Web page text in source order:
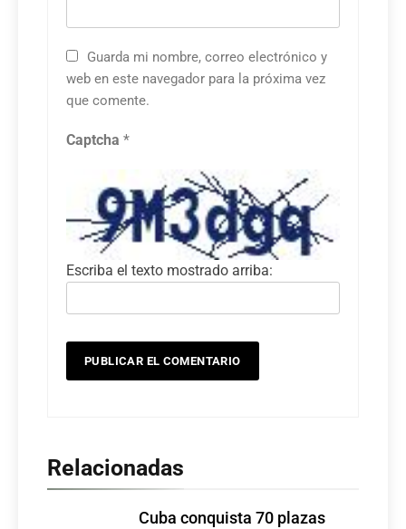
Guarda mi nombre, correo electrónico y
web en este navegador para la próxima vez
que comente.
Captcha *
Escriba el texto mostrado arriba:
Relacionadas
Cuba conquista 70 plazas